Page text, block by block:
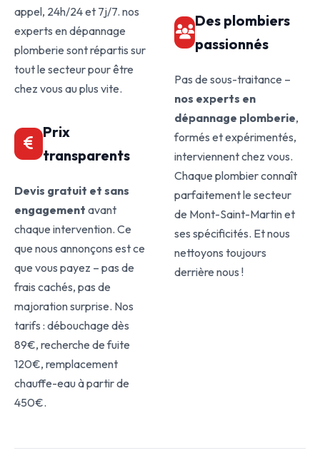
appel, 24h/24 et 7j/7. nos
experts en dépannage
plomberie sont répartis sur
tout le secteur pour être
chez vous au plus vite.
Prix
transparents
Devis gratuit et sans
engagement avant
chaque intervention. Ce
que nous annonçons est ce
que vous payez – pas de
frais cachés, pas de
majoration surprise. Nos
tarifs : débouchage dès
89€, recherche de fuite
120€, remplacement
chauffe-eau à partir de
450€.
Des plombiers
passionnés
Pas de sous-traitance –
nos experts en
dépannage plomberie,
formés et expérimentés,
interviennent chez vous.
Chaque plombier connaît
parfaitement le secteur
de Mont-Saint-Martin et
ses spécificités. Et nous
nettoyons toujours
derrière nous !